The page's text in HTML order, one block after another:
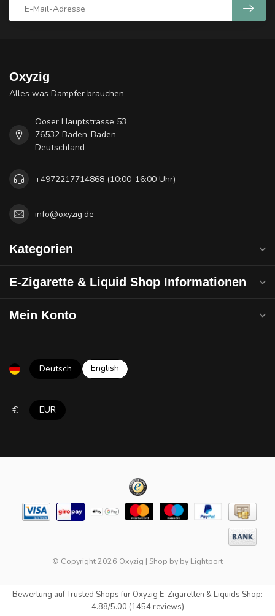
Oxyzig
Alles was Dampfer brauchen
Ooser Hauptstrasse 53
76532 Baden-Baden
Deutschland
+4972217714868 (10:00-16:00 Uhr)
info@oxyzig.de
Kategorien
E-Zigarette & Liquid Shop Informationen
Mein Konto
Deutsch English
€ EUR
© Copyright 2026 Oxyzig | Shop by by Lightport
Bewertung aufTrusted Shopsfür Oxyzig E-Zigaretten & Liquids Shop:
4.88/5.00 (1454 reviews)